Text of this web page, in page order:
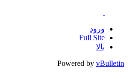
ورود
Full Site
بالا
Powered by vBulletin